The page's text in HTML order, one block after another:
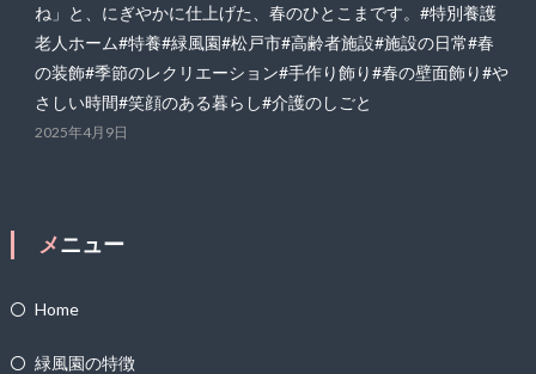
ね」と、にぎやかに仕上げた、春のひとこまです。#特別養護
老人ホーム#特養#緑風園#松戸市#高齢者施設#施設の日常#春
の装飾#季節のレクリエーション#手作り飾り#春の壁面飾り#や
さしい時間#笑顔のある暮らし#介護のしごと
2025年4月9日
メニュー
Home
緑風園の特徴